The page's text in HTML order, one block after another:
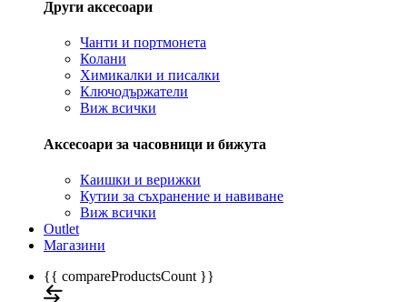
Други аксесоари
Чанти и портмонета
Колани
Химикалки и писалки
Ключодържатели
Виж всички
Аксесоари за часовници и бижута
Каишки и верижки
Кутии за съхранение и навиване
Виж всички
Outlet
Магазини
{{ compareProductsCount }}